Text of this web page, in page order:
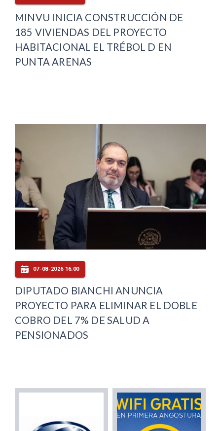
MINVU INICIA CONSTRUCCIÓN DE
185 VIVIENDAS DEL PROYECTO
HABITACIONAL EL TRÉBOL D EN
PUNTA ARENAS
07-08-2026 16:00
DIPUTADO BIANCHI ANUNCIA
PROYECTO PARA ELIMINAR EL DOBLE
COBRO DEL 7% DE SALUD A
PENSIONADOS